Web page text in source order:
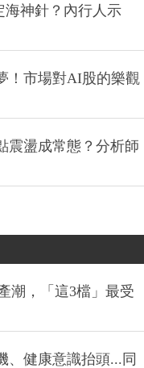
海神針？內行人示
！市場對AI股的樂觀
震盪成常態？分析師
潮，「這3檔」最受
、健康意識抬頭...同